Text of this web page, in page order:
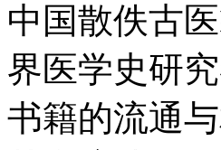
中国散佚古
界医学史研
书籍的流通